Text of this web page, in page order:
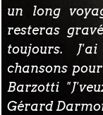
un long
resteras
toujours.
chansons
Barzotti
Gérard